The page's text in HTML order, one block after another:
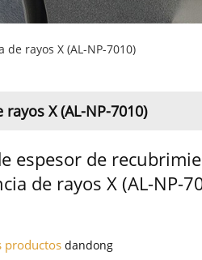
rayos X (AL-NP-7010)
X (AL-NP-7010)
espesor de
de rayos X (AL-NP-
productosdandong